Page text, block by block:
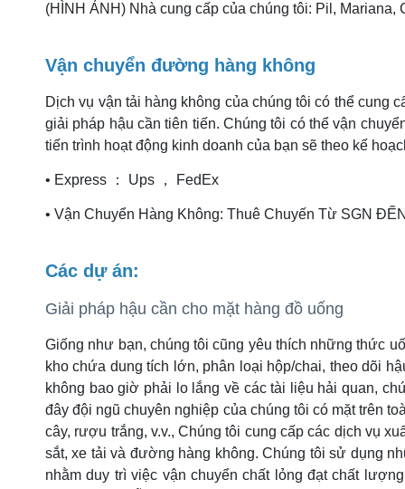
(HÌNH ẢNH) Nhà cung cấp của chúng tôi: Pil, Mariana,
Vận chuyển đường hàng không
Dịch vụ vận tải hàng không của chúng tôi có thể cung
giải pháp hậu cần tiên tiến. Chúng tôi có thể vận
tiến trình hoạt động kinh doanh của bạn sẽ theo kế
• Express ： Ups ， FedEx
• Vận Chuyển Hàng Không: Thuê Chuyến Từ SGN
Các dự án:
Giải pháp hậu cần cho mặt hàng đồ uống
Giống như bạn, chúng tôi cũng yêu thích những thức
kho chứa dung tích lớn, phân loại hộp/chai, theo dõi
không bao giờ phải lo lắng về các tài liệu hải quan,
đây đội ngũ chuyên nghiệp của chúng tôi có mặt trên
cây, rượu trắng, v.v., Chúng tôi cung cấp các dịch vụ
sắt, xe tải và đường hàng không. Chúng tôi sử dụng
nhằm duy trì việc vận chuyển chất lỏng đạt chất